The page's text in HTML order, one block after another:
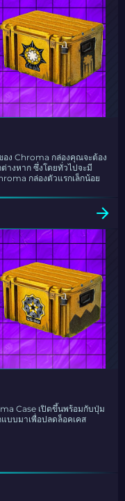
ง Chroma กล่องคุณจะต้อง
างหาก ซึ่งโดยทั่วไปจะมี
กล่องตัวแรกเล็กน้อย
Case เปิดขึ้นพร้อมกับปุ่ม
บบมาเพื่อปลดล็อคเคส